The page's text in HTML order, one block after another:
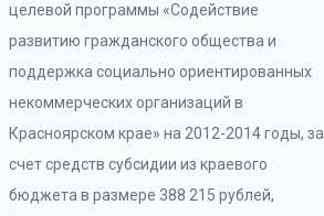
целевой программы «Содействие
развитию гражданского общества и
поддержка социально ориентированных
некоммерческих организаций в
Красноярском крае» на 2012-2014 годы, за
счет средств субсидии из краевого
бюджета в размере 388 215 рублей,